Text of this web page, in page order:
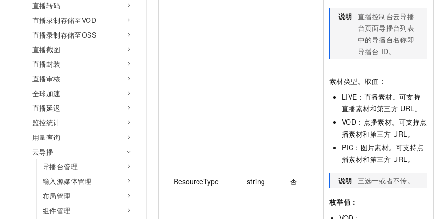
直播转码
直播录制存储至VOD
直播录制存储至OSS
直播截图
直播封装
直播审核
全球加速
直播延迟
监控统计
用量查询
云导播
导播台管理
输入源媒体管理
布局管理
组件管理
说明 直播控制台云导播
台页面导播台列表
中的导播台名称即
导播台 ID。
ResourceType string 否
素材类型。取值：
LIVE：直播素材。可支持
直播素材和第三方 URL。
VOD：点播素材。可支持点
播素材和第三方 URL。
PIC：图片素材。可支持点
播素材和第三方 URL。
说明 三选一或者不传。
枚举值：